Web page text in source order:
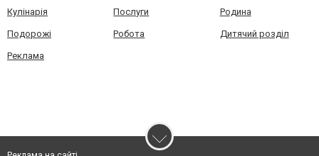
Кулінарія Послуги Родина
Подорожі Робота Дитячий розділ
Реклама